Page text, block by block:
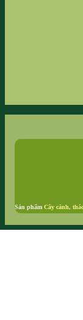
Sản phẩm Cây cảnh,